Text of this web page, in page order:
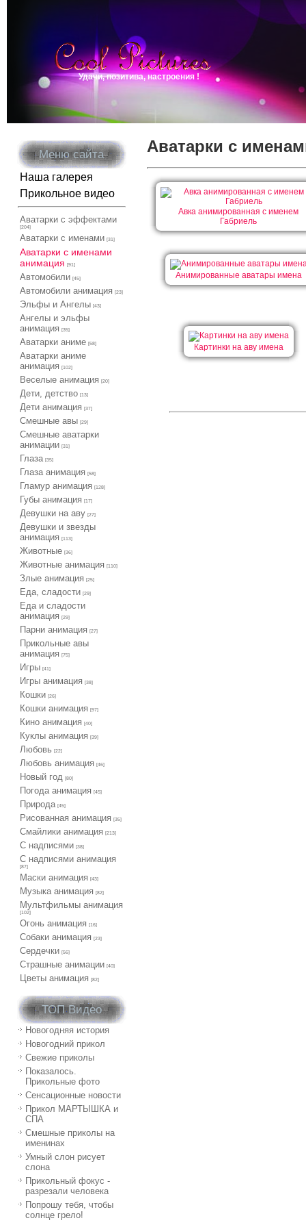
Удачи, позитива, настроения !
Меню сайта
Наша галерея
Прикольное видео
Аватарки с эффектами
[204]
Аватарки с именами [31]
Аватарки с именами
анимация
[91]
Автомобили [45]
Автомобили анимация [23]
Эльфы и Ангелы [43]
Ангелы и эльфы
анимация
[35]
Аватарки аниме [58]
Аватарки аниме
анимация
[102]
Веселые анимация [20]
Дети, детство [13]
Дети анимация [37]
Cмешные авы [29]
Cмешные аватарки
анимации
[31]
Глаза [35]
Глаза анимация [58]
Гламур анимация [128]
Губы анимация [17]
Девушки на аву [27]
Девушки и звезды
анимация
[113]
Животные [36]
Животные анимация [110]
Злые анимация [25]
Еда, сладости [29]
Еда и сладости
анимация
[29]
Парни анимация [27]
Прикольные авы
анимация
[75]
Игры [41]
Игры анимация [38]
Кошки [26]
Кошки анимация [97]
Кино анимация [40]
Куклы анимация [39]
Любовь [22]
Любовь анимация [46]
Новый год [80]
Погода анимация [45]
Природа [45]
Рисованная анимация [35]
Смайлики анимация [213]
С надписями [38]
С надписями анимация
[87]
Маски анимация [43]
Музыка анимация [82]
Мультфильмы анимация
[102]
Огонь анимация [16]
Собаки анимация [23]
Сердечки [56]
Страшные анимации [40]
Цветы анимация [82]
ТОП Видео
Новогодняя история
Новогодний прикол
Свежие приколы
Показалось.
Прикольные фото
Сенсационные новости
Прикол МАРТЫШКА и
СПА
Смешные приколы на
именинах
Умный слон рисует
слона
Прикольный фокус -
разрезали человека
Попрошу тебя, чтобы
солнце грело!
Аватарки с
Авка анимированная с именем
Габриель
Анимированные аватары имена
Картинки на аву имена